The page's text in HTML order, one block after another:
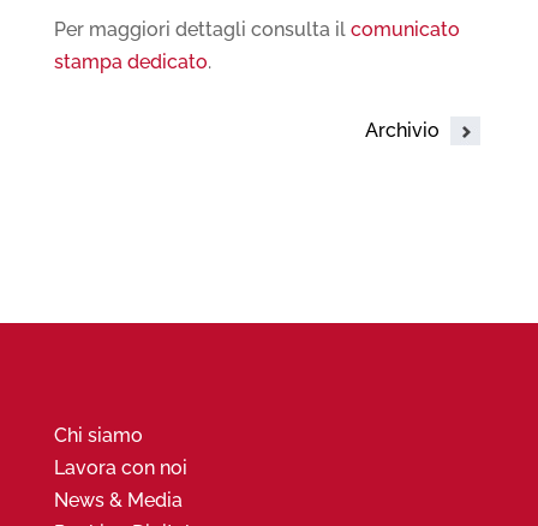
Per maggiori dettagli consulta il comunicato
stampa dedicato.
Archivio
Chi siamo
Lavora con noi
News & Media